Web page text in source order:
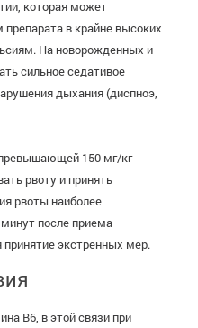
которая может
в крайне высоких
На новорожденных и
сильное седативое
дыхания (диспноэ,
150 мг/кг
рвоту и принять
рвоты наиболее
после приема
экстренных мер.
В6, в этой связи при